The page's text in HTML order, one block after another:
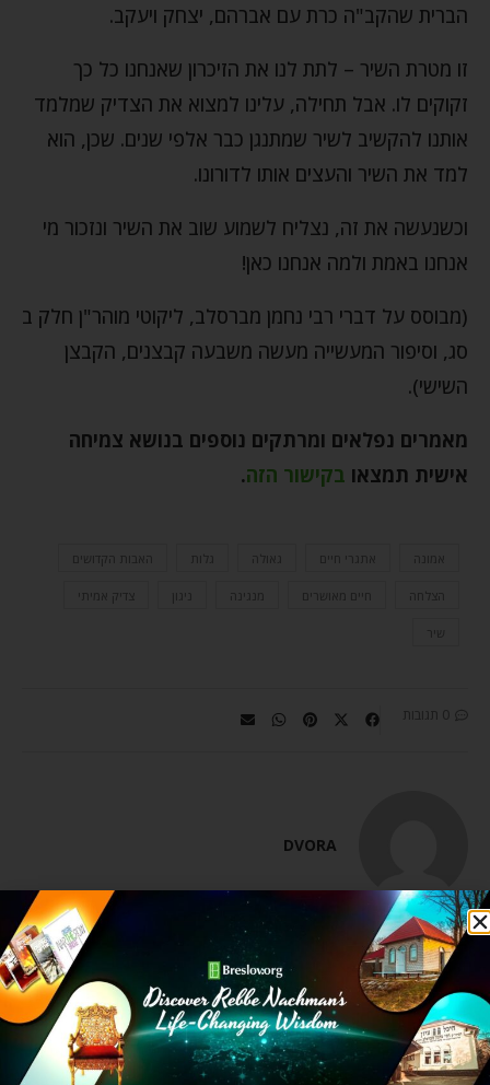
הברית שהקב"ה כרת עם אברהם, יצחק ויעקב.
זו מטרת השיר – לתת לנו את הזיכרון שאנחנו כל כך
זקוקים לו. אבל תחילה, עלינו למצוא את הצדיק שמלמד
אותנו להקשיב לשיר שמתנגן כבר אלפי שנים. שכן, הוא
למד את השיר והעצים אותו לדורונו.
וכשנעשה את זה, נצליח לשמוע שוב את השיר ונזכור מי
אנחנו באמת ולמה אנחנו כאן!
(מבוסס על דברי רבי נחמן מברסלב, ליקוטי מוהר"ן חלק ב
סג, וסיפור המעשייה מעשה משבעה קבצנים, הקבצן
השישי).
מאמרים נפלאים ומרתקים נוספים בנושא צמיחה
אישית תמצאו בקישור הזה.
אמונה אתגרי חיים גלות האבות הקדושים
הצלחה חיים מאושרים מנגינה צדיק אמיתי
שיר
0 תגובות
DVORA
מאמר הבא
אלול – תהליך של שינוי מתמשך והמתנה הגדולה
מאמר קודם
חמשת הגדולים של מאיר